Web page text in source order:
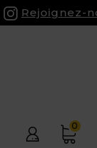
Rejoignez-
0